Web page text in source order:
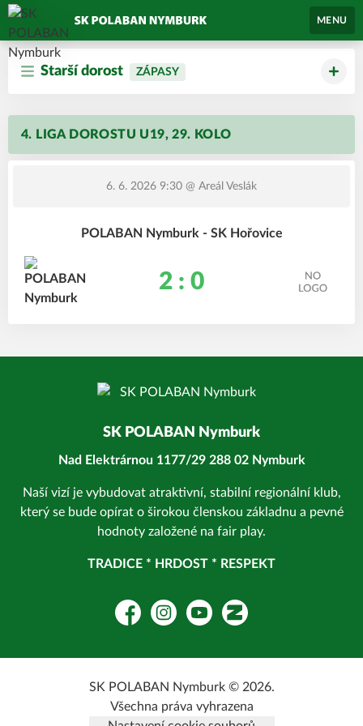
MENU
Starší dorost ZÁPASY
4. LIGA DOROSTU U19, 29. KOLO
6. 6. 2026 9:30 @ Areál Veslák
POLABAN Nymburk - SK Hořovice
2 : 0
SK POLABAN Nymburk
Nad Elektrárnou 1177/29 288 02 Nymburk
Naší vizí je vybudovat atraktivní, stabilní regionální klub,
který se bude opírat o širokou členskou základnu a pevné
hodnoty založené na fair play.
TRADICE * HRDOST * RESPEKT
FacebookInstagramYouTubeZonerama
SK POLABAN Nymburk © 2026.
Všechna práva vyhrazena